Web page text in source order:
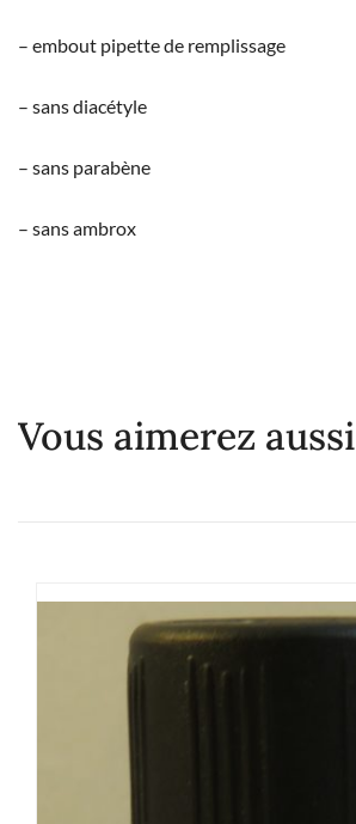
– embout pipette de remplissage
– sans diacétyle
– sans parabène
– sans ambrox
Vous aimerez aussi